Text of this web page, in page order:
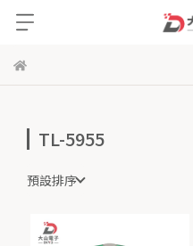
TL-5955
預設排序